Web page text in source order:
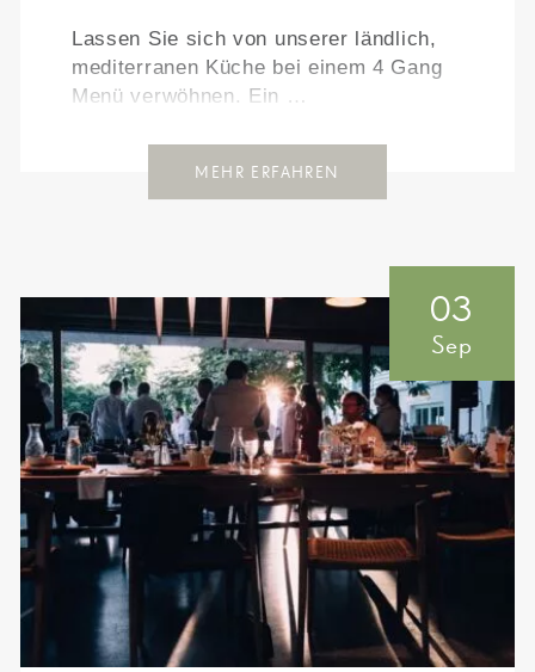
Lassen Sie sich von unserer ländlich,
mediterranen Küche bei einem 4 Gang
Menü verwöhnen. Ein …
MEHR ERFAHREN
03
Sep